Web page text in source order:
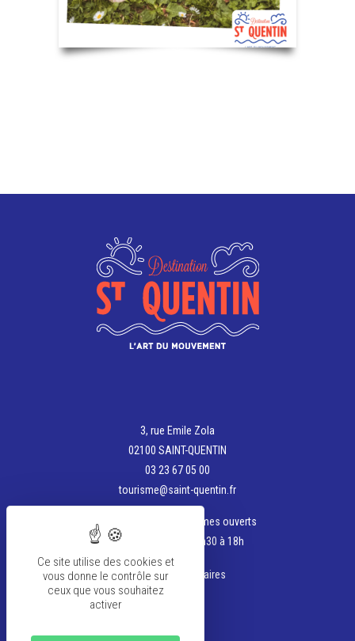
3, rue Emile Zola
02100 SAINT-QUENTIN
03 23 67 05 00
tourisme@saint-quentin.fr
Aujourd'hui, nous sommes ouverts
de 9h à 12h et de 13h30 à 18h
Voir tous les horaires
Ce site utilise des cookies et
vous donne le contrôle sur
ceux que vous souhaitez
activer